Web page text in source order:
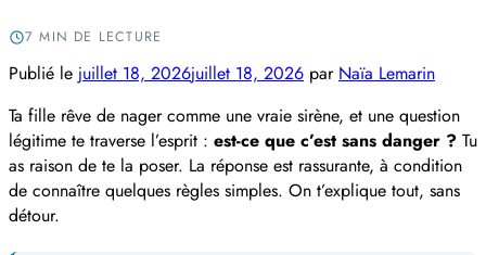
7 MIN DE LECTURE
Publié le juillet 18, 2026juillet 18, 2026 par Naïa Lemarin
Ta fille rêve de nager comme une vraie sirène, et une question
légitime te traverse l’esprit : est-ce que c’est sans danger ? Tu
as raison de te la poser. La réponse est rassurante, à condition
de connaître quelques règles simples. On t’explique tout, sans
détour.